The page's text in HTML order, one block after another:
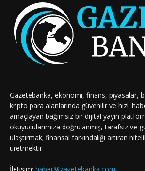
Gazetebanka, ekonomi, finans, piyasalar,
kripto para alanlarında güvenilir ve hızlı
amaçlayan bağımsız bir dijital yayın
okuyucularımıza doğrulanmış, tarafsız ve
ulaştırmak; finansal farkındalığı artıran
üretmektir.
İletişim: haber@gazetebanka.com